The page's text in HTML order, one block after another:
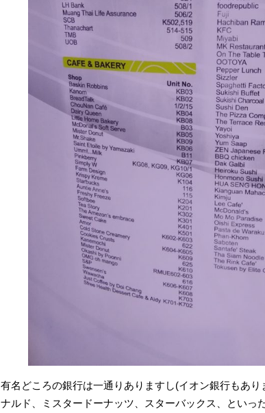
有名どころの銀行は一通りありますし(イオン銀行もあ
ナルド、ミスタードーナッツ、スターバックス、といっ